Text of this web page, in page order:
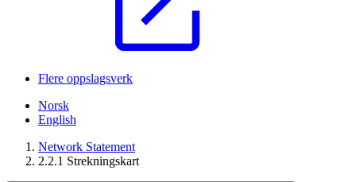
Flere oppslagsverk
Norsk
English
Network Statement
2.2.1 Strekningskart